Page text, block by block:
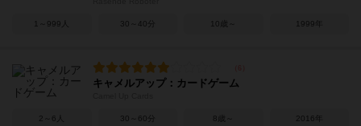
1～999人 30～40分 10歳～ 1999年
キャメルアップ：カードゲーム
2～6人 30～60分 8歳～ 2016年